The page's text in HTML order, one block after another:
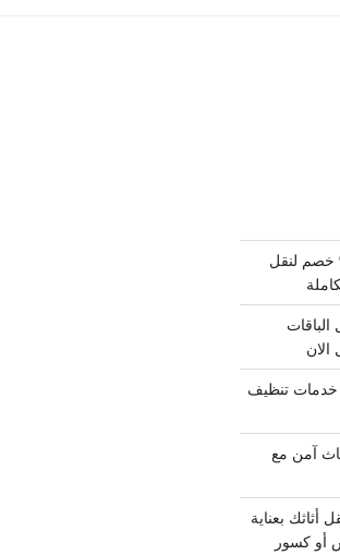
وتخزين عفش بالرياض بـ33% خصم لنقل
| أفضل الباقات
بـ40%خصم خدمات تنظيف
بـ 15% نقل أثاث آمن مع
بـ33%خصم نُنقل أثاثك بعناية
أو كسور